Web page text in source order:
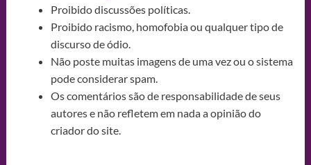
Proibido discussões políticas.
Proibido racismo, homofobia ou qualquer tipo de
discurso de ódio.
Não poste muitas imagens de uma vez ou o sistema
pode considerar spam.
Os comentários são de responsabilidade de seus
autores e não refletem em nada a opinião do
criador do site.